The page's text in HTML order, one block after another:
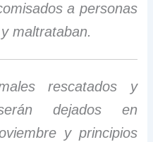
a personas
maltrataban.
rescatados y
dejados en
y principios